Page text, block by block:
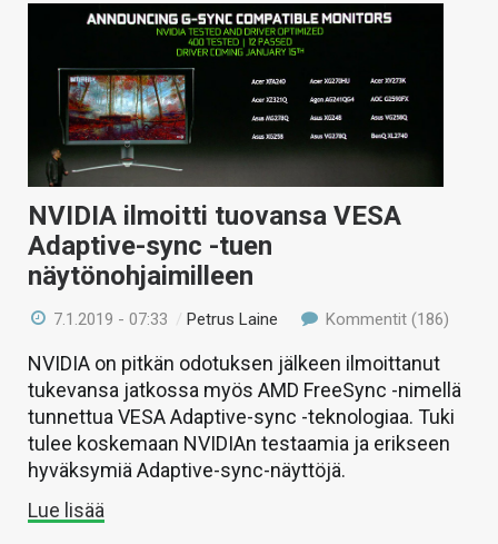
NVIDIA ilmoitti tuovansa VESA
Adaptive-sync -tuen
näytönohjaimilleen
7.1.2019 - 07:33 /Petrus Laine Kommentit (186)
NVIDIA on pitkän odotuksen jälkeen ilmoittanut
tukevansa jatkossa myös AMD FreeSync -nimellä
tunnettua VESA Adaptive-sync -teknologiaa. Tuki
tulee koskemaan NVIDIAn testaamia ja erikseen
hyväksymiä Adaptive-sync-näyttöjä.
Lue lisää